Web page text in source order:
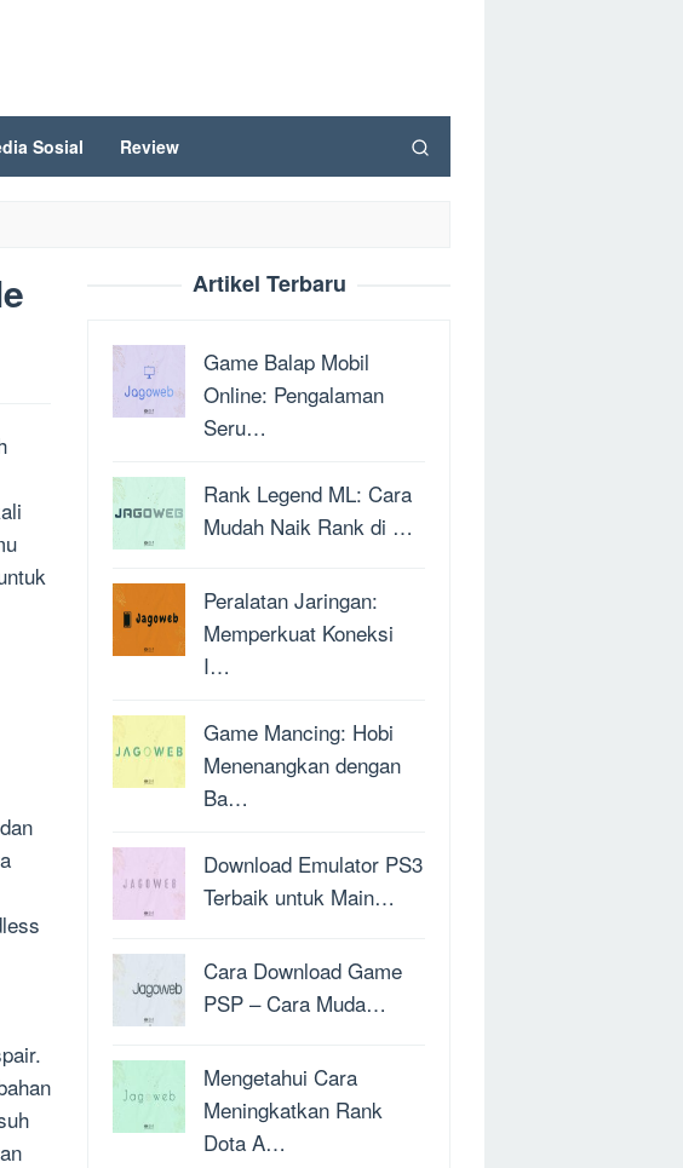
Sosial Review
Artikel Terbaru
Game Balap Mobil
Online: Pengalaman
Seru…
Rank Legend ML: Cara
Mudah Naik Rank di …
Peralatan Jaringan:
Memperkuat Koneksi
I…
Game Mancing: Hobi
Menenangkan dengan
Ba…
Download Emulator PS3
Terbaik untuk Main…
Cara Download Game
PSP – Cara Muda…
Mengetahui Cara
Meningkatkan Rank
Dota A…